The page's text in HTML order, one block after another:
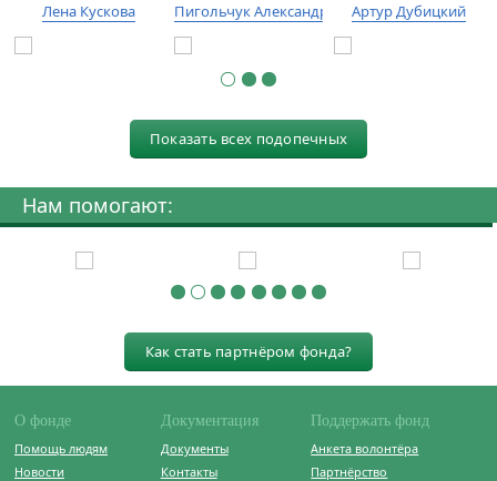
Лена Кускова Пигольчук Александр Артур Дубицкий
Показать всех подопечных
Нам помогают:
Как стать партнёром фонда?
О фонде
Помощь людям
Новости
Документация
Документы
Контакты
Поддержать фонд
Анкета волонтёра
Партнёрство